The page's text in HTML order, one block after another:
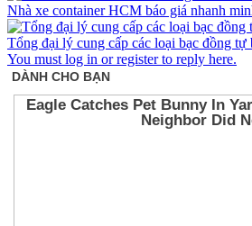
Nhà xe container HCM báo giá nhanh
Tổng đại lý cung cấp các loại bạc đồng tự
You must log in or register to reply here.